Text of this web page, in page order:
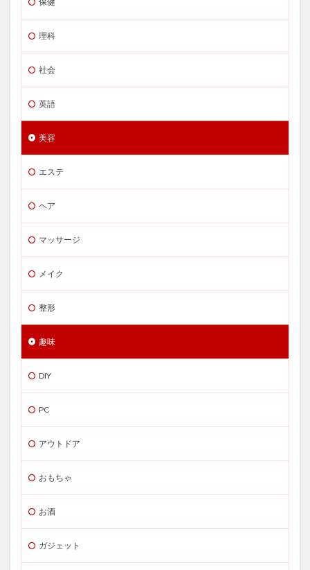
理科
社会
英語
美容
エステ
ヘア
マッサージ
メイク
整形
趣味
DIY
PC
アウトドア
おもちゃ
お酒
ガジェット